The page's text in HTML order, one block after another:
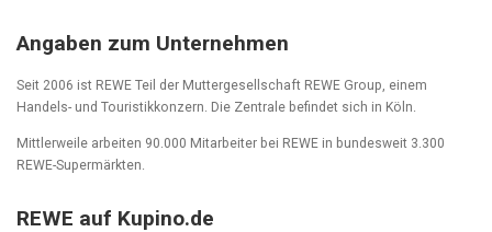
Angaben zum Unternehmen
Seit 2006 ist REWE Teil der Muttergesellschaft REWE Group, einem
Handels- und Touristikkonzern. Die Zentrale befindet sich in Köln.
Mittlerweile arbeiten 90.000 Mitarbeiter bei REWE in bundesweit 3.300
REWE-Supermärkten.
REWE auf Kupino.de